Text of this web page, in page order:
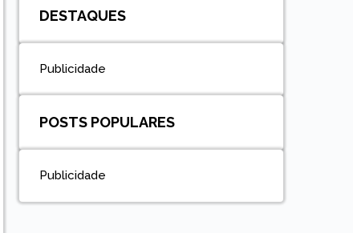
DESTAQUES
Publicidade
POSTS POPULARES
Publicidade